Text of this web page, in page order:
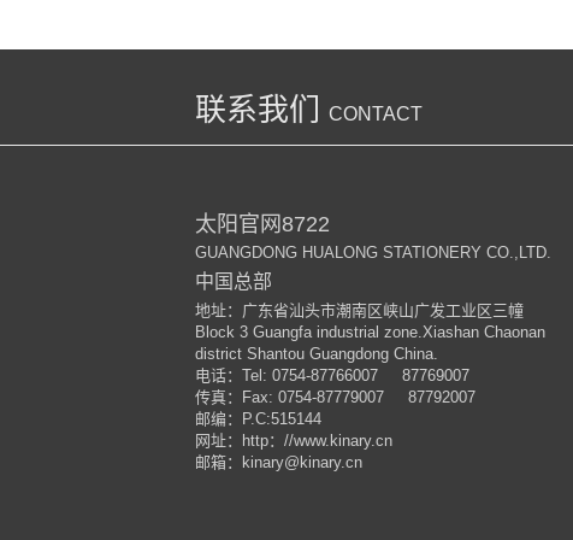
联系我们 CONTACT
太阳官网8722
GUANGDONG HUALONG STATIONERY CO.,LTD.
中国总部
地址：广东省汕头市潮南区峡山广发工业区三幢
Block 3 Guangfa industrial zone.Xiashan Chaonan
district Shantou Guangdong China.
电话： Tel: 0754-87766007 87769007
传真：
Fax: 0754-87779007 87792007
邮编：
P.C:515144
网址：
http： //www.kinary.cn
邮箱：
kinary@kinary.cn